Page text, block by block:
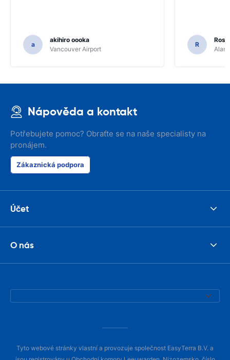
a
akihiro oooka
Vancouver Airport
R
Nápověda a kontakt
Potřebujete pomoc? Obraťte se na naše specialisty na
pronájem.
Zákaznická podpora
Účet
O nás
Tyto webové stránky vlastní a provozuje společnost EasyTerra B.V. a